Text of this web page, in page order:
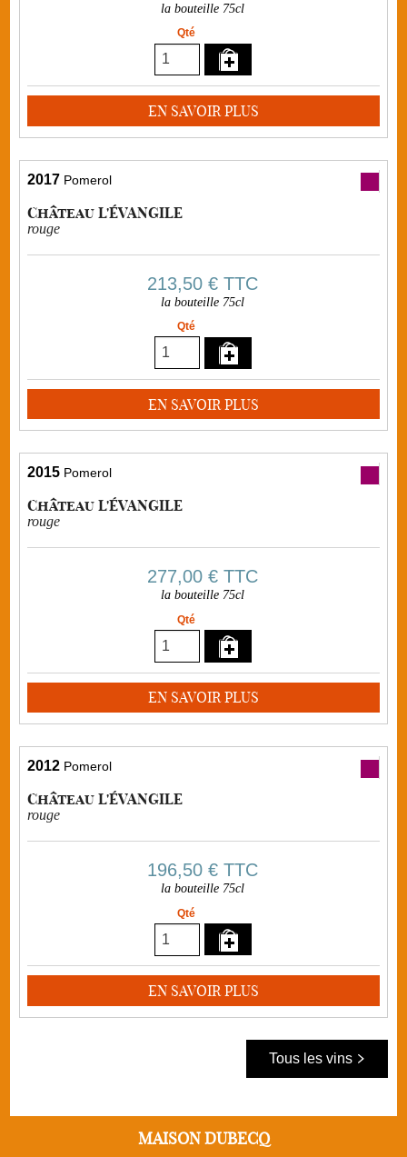
la bouteille 75cl
Qté
EN SAVOIR PLUS
2017 Pomerol
Château L'ÉVANGILE
rouge
213,50 € TTC
la bouteille 75cl
Qté
EN SAVOIR PLUS
2015 Pomerol
Château L'ÉVANGILE
rouge
277,00 € TTC
la bouteille 75cl
Qté
EN SAVOIR PLUS
2012 Pomerol
Château L'ÉVANGILE
rouge
196,50 € TTC
la bouteille 75cl
Qté
EN SAVOIR PLUS
Tous les vins
MAISON DUBECQ